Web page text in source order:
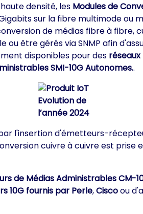
haute densité, les Modules de
sur la fibre multimode ou
de médias fibre à fibre,
être gérés via SNMP afin
disponibles pour des
SMI-10G Autonomes..
l'insertion d'émetteurs-
cuivre à cuivre est
de Médias Administrables CM-
10G fournis par Perle,Ciscoou